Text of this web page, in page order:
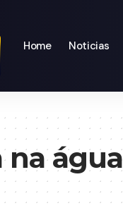
Home Noticias
na água